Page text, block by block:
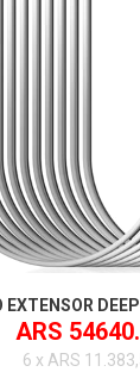
EXTENSOR
ARS
6 x ARS